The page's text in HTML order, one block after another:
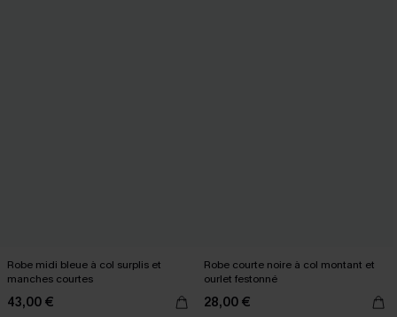
Robe midi bleue à col surplis et
manches courtes
43,00 €
Robe courte noire à col montant et
ourlet festonné
28,00 €